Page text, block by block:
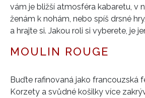
vám je bližší atmosféra kabaretu, v
ženám k nohám, nebo spíš drsné
a hrajte si. Jakou roli si vyberete, je
MOULIN ROUGE
Buďte rafinovaná jako francouzská
Korzety a svůdné košilky více